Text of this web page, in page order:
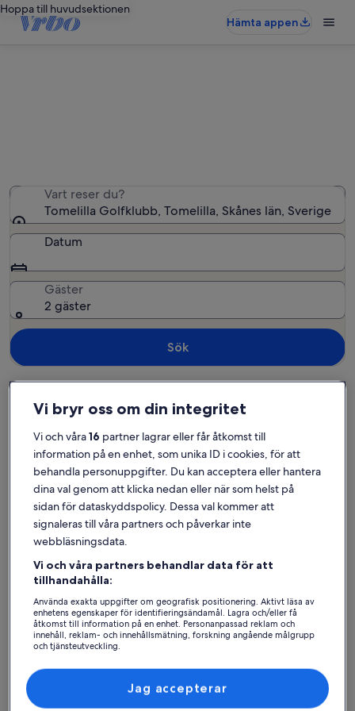
Hoppa till huvudsektionen
Hämta appen
Vart reser du?
Tomelilla Golfklubb, Tomelilla, Skånes län, Sverige
Datum
Gäster
2 gäster
Sök
Tomelilla Semesterboenden nära Tomelilla Golfklubb
Om du hoppas på att bo nära Tomelilla Golfklubb kan du titta
närmre på vårt utbud av semesterboenden för att hitta ett som
passar perfekt för din resa. Oavsett om du bor på ett
semesterboende med familjen, dina vänner eller bara ditt husdjur
kan du dra nytta av bästa tänkbara bekvämligheter för att må bra
med personerna som betyder mest, såsom wi-fi och parkering. Vad
du än letar efter kan du lägga vantarna på ett boende som uppfyller
allas behov, inklusive tillgänglighetsanpassade eller rökfria alternativ.
Hitta boenden i din stil
Sök bland hus Sök bland lägenheter sök efter
Vi bryr oss om din integritet
Vi och våra16 partner lagrar eller får åtkomst till
information på en enhet, som unika ID i cookies, för att
behandla personuppgifter. Du kan acceptera eller hantera
dina val genom att klicka nedan eller när som helst på
sidan för dataskyddspolicy. Dessa val kommer att
signaleras till våra partners och påverkar inte
webbläsningsdata.
Vi och våra partners behandlar data för att
tillhandahålla:
Använda exakta uppgifter om geografisk positionering. Aktivt läsa av
enhetens egenskaper för identifieringsändamål. Lagra och/eller få
åtkomst till information på en enhet. Personanpassad reklam och
innehåll, reklam- och innehållsmätning, forskning angående målgrupp
och tjänsteutveckling.
Jag accepterar